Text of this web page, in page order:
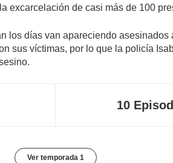
excarcelación de casi más de 100
los días van apareciendo asesinados
sus víctimas, por lo que la policía
10
Ver temporada 1